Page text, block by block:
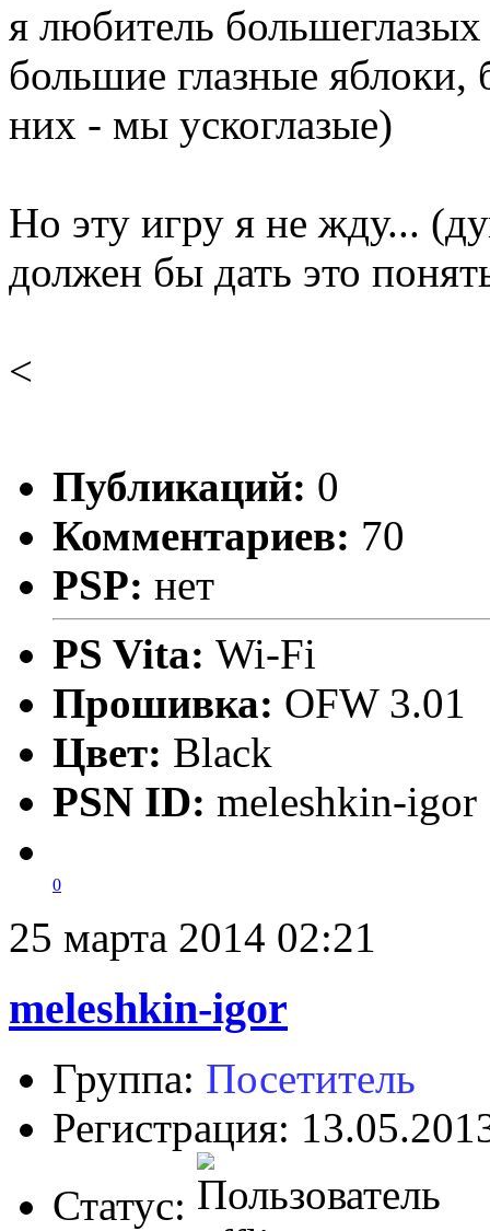
я любитель
большие глазные
них - мы ускоглазые)
Но эту игру я не жду...
должен бы дать это
<
Публикаций: 0
Комментариев: 70
PSP: нет
PS Vita: Wi-Fi
Прошивка: OFW 3.01
Цвет: Black
PSN ID: meleshkin-igor
0
25 марта 2014 02:21
meleshkin-igor
Группа: Посетитель
Регистрация:
Статус: